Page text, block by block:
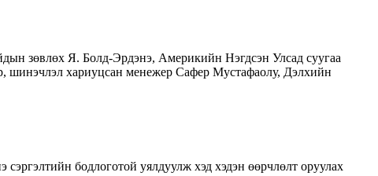
зөвлөх Я. Болд-Эрдэнэ, Америкийн Нэгдсэн Улсад суугаа
хариуцсан менежер Сафер Мустафаолу, Дэлхийн
бодлоготой уялдуулж хэд хэдэн өөрчлөлт оруулах